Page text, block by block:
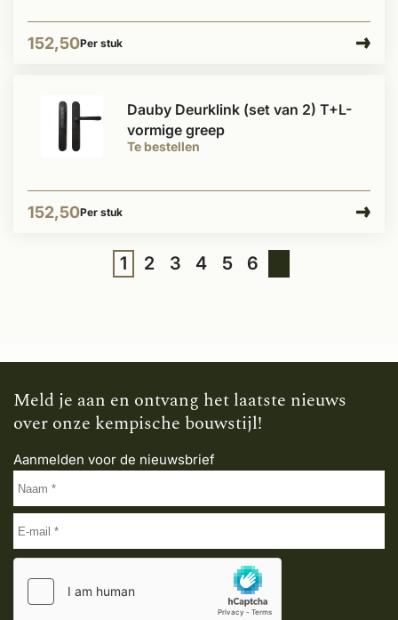
152,50Per stuk
Te bestellen
Dauby Deurklink (set van 2) T+L-
vormige greep
152,50Per stuk
1 2 3 4 5 6
Meld je aan en ontvang het laatste nieuws
over onze kempische bouwstijl!
Aanmelden voor de nieuwsbrief